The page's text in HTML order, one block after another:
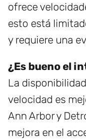
ofrece
esto está
y requiere una
¿Es bueno el
La
velocidad es
Ann Arbor y
mejora en el